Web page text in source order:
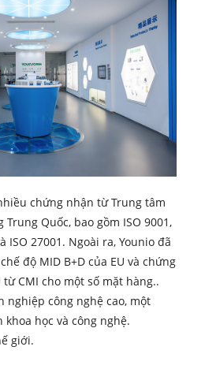
chứng nhận từ Trung tâm
Quốc, bao gồm ISO 9001,
ISO 27001. Ngoài ra, Younio đã
độ MID B+D của EU và chứng
từ CMI cho một số mặt hàng..
nghiệp công nghệ cao, một
học và công nghệ.
giới.